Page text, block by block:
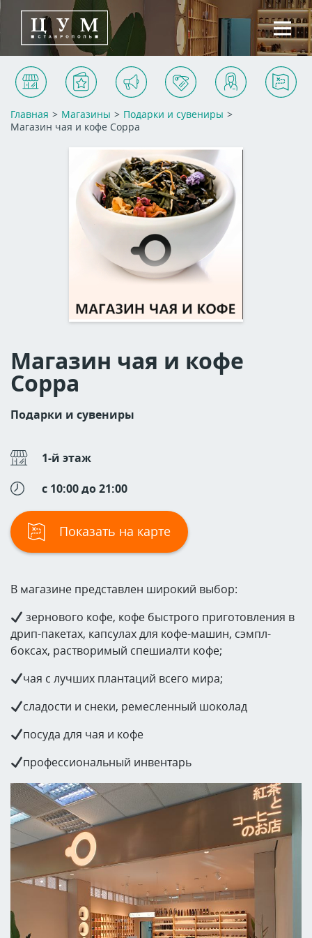
Главная > Магазины > Подарки и сувениры >
Магазин чая и кофе Coppa
Магазин чая и кофе
Coppa
Подарки и сувениры
1-й этаж
c 10:00 до 21:00
Показать на карте
В магазине представлен широкий выбор:
зернового кофе, кофе быстрого приготовления в
дрип-пакетах, капсулах для кофе-машин, сэмпл-
боксах, растворимый спешиалти кофе;
чая с лучших плантаций всего мира;
сладости и снеки, ремесленный шоколад
посуда для чая и кофе
профессиональный инвентарь